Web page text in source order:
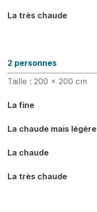
La très chaude
2 personnes
Taille : 200 x 200 cm
La fine
La chaude mais légère
La chaude
La très chaude